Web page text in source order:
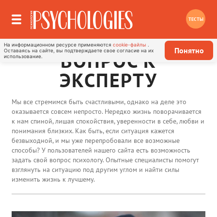
ТЕСТЫ
На информационном ресурсе применяются cookie-файлы
Оставаясь на сайте, вы подтверждаете свое согласие на их
использование.
Понятно
ВОПРОС К
ЭКСПЕРТУ
Мы все стремимся быть счастливыми, однако на деле это
оказывается совсем непросто. Нередко жизнь поворачивается
к нам спиной, лишая спокойствия, уверенности в себе, любви и
понимания близких. Как быть, если ситуация кажется
безвыходной, и мы уже перепробовали все возможные
способы? У пользователей нашего сайта есть возможность
задать свой вопрос психологу. Опытные специалисты помогут
взглянуть на ситуацию под другим углом и найти силы
изменить жизнь к лучшему.